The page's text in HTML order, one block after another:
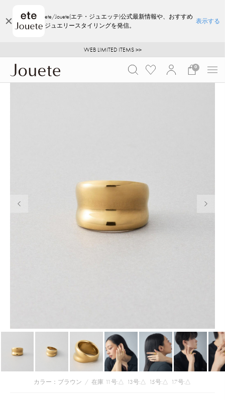
ete/Jouete(エテ・ジュエッテ)公式最新情報や、おすすめ
ジュエリースタイリングを発信。
表示する
採用のご案内
ご注文いただいたお品物のお届け状況について
夏季休業についてのご案内
WEB LIMITED ITEMS >>
採用のご案内
ご注文いただいたお品物のお届け状況について
0
カラー：ブラウン / 在庫 11号:△ 13号:△ 15号:△ 17号:△